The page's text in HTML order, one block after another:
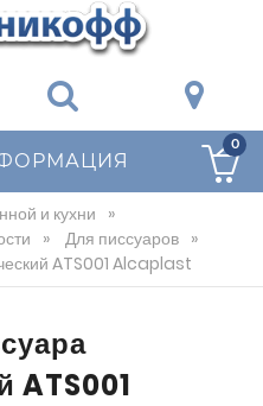
0
и кухни »
» Для писсуаров »
ATS001 Alcaplast
ATS001